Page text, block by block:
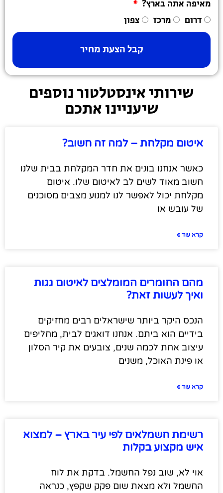
מאיפה אתה בארץ?
דרום
מרכז צפון
קבל הצעת מחיר
שירותי אינסטלטור נוספים
שיעניינו אתכם
איטום מקלחת – למה זה חשוב?
כאשר אנחנו בונים את חדר המקלחת בבית שלנו
חשוב מאוד לשים לב לאיטום שלו. איטום
מקלחת יכול לאפשר לנו למנוע מצבים מסוכנים
של עובש או
קרא עוד »
מהם החומרים המומלצים לאיטום גגות
ואיך לעשות זאת?
הנכס היקר ביותר שישראלים רבים מחזיקים
בידיים הוא ביתם. אנחנו דואגים לבית, מחליפים
עיצוב אחת לכמה שנים, צובעים את קיר הסלון
או פינת האוכל, משנים
קרא עוד »
רשימת חשמלאים לפי עיר בארץ – למצוא
איש מקצוע בקלות
אוי לא, שוב נפל החשמל. בדקת את לוח
החשמל ולא מצאת שום פקק שקפץ, כנראה